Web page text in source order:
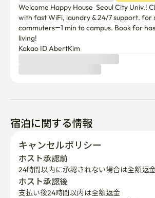
Welcome Happy House  Seoul City Univ.!
with fast WiFi, laundry & 24/7 support. for
commuters—1 min to campus. Book for
living!
Kakao ID AbertKim
宿泊に関する情報
キャンセルポリシー
ホスト承認前
24時間以内に承認されない場合は全額返金
ホスト承認後
支払い後24時間以内は全額返金